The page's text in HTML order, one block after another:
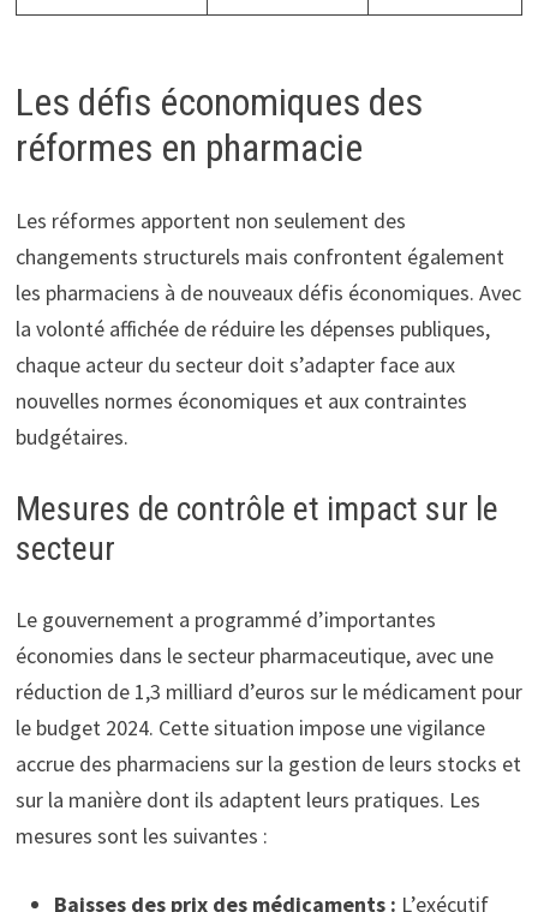
Les défis économiques des
réformes en pharmacie
Les réformes apportent non seulement des
changements structurels mais confrontent également
les pharmaciens à de nouveaux défis économiques. Avec
la volonté affichée de réduire les dépenses publiques,
chaque acteur du secteur doit s’adapter face aux
nouvelles normes économiques et aux contraintes
budgétaires.
Mesures de contrôle et impact sur le
secteur
Le gouvernement a programmé d’importantes
économies dans le secteur pharmaceutique, avec une
réduction de 1,3 milliard d’euros sur le médicament pour
le budget 2024. Cette situation impose une vigilance
accrue des pharmaciens sur la gestion de leurs stocks et
sur la manière dont ils adaptent leurs pratiques. Les
mesures sont les suivantes :
Baisses des prix des médicaments : L’exécutif